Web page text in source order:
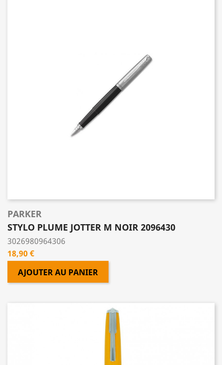
PARKER
STYLO PLUME JOTTER M NOIR 2096430
3026980964306
Prix
18,90 €
AJOUTER AU PANIER